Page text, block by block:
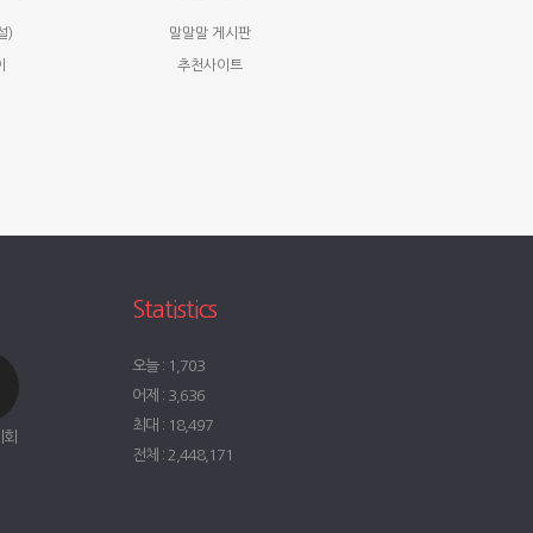
) 말말말 게시판
추천사이트
Statistics
오늘 : 1,703
어제 : 3,636
최대 : 18,497
전체 : 2,448,171